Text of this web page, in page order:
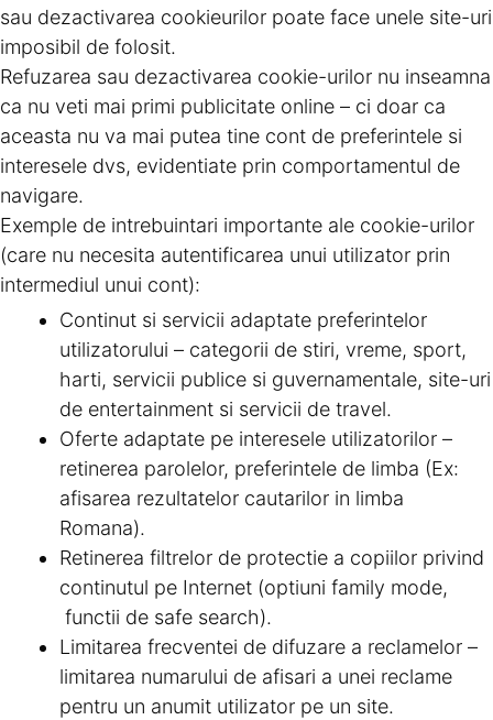
sau dezactivarea cookieurilor poate face unele site-uri
imposibil de folosit.
Refuzarea sau dezactivarea cookie-urilor nu inseamna
ca nu veti mai primi publicitate online – ci doar ca
aceasta nu va mai putea tine cont de preferintele si
interesele dvs, evidentiate prin comportamentul de
navigare.
Exemple de intrebuintari importante ale cookie-urilor
(care nu necesita autentificarea unui utilizator prin
intermediul unui cont):
Continut si servicii adaptate preferintelor
utilizatorului – categorii de stiri, vreme, sport,
harti, servicii publice si guvernamentale, site-uri
de entertainment si servicii de travel.
Oferte adaptate pe interesele utilizatorilor –
retinerea parolelor, preferintele de limba (Ex:
afisarea rezultatelor cautarilor in limba
Romana).
Retinerea filtrelor de protectie a copiilor privind
continutul pe Internet (optiuni family mode,
functii de safe search).
Limitarea frecventei de difuzare a reclamelor –
limitarea numarului de afisari a unei reclame
pentru un anumit utilizator pe un site.